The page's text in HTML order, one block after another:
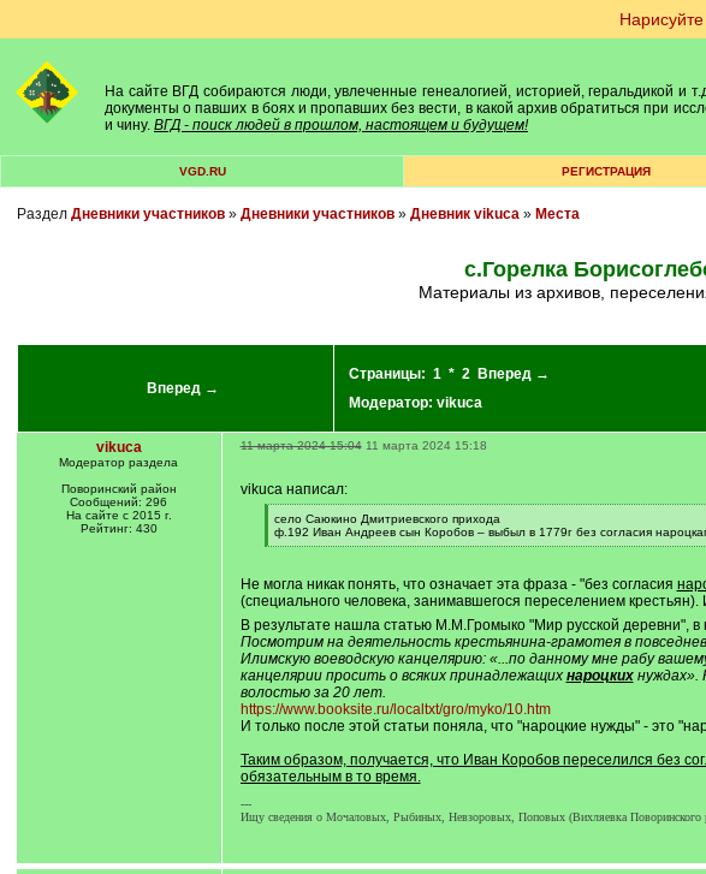
На сайте ВГД собираются люди, увлеченные генеалогией, историей, геральдикой и
документы о павших в боях и пропавших без вести, в какой архив обратиться при
и чину. ВГД - поиск людей в прошлом, настоящем и будущем!
VGD.RU РЕГИСТРАЦИЯ
Раздел Дневники участников» Дневники участников» Дневник vikuca» Места
с.Горелка
Материалы из архивов,
Вперед →
Страницы: 1 * 2
Вперед →
Модератор: vikuca
vikuca
Модератор раздела
Поворинский район
Сообщений: 296
На сайте с 2015 г.
Рейтинг: 430
11 марта 2024 15:04 11 марта 2024 15:18
vikuca написал:
[
q
]
село Саюкино Дмитриевского прихода
ф.192 Иван Андреев сын Коробов – выбыл в 1779г без согласия
[
]
Не могла никак понять, что означает эта фраза - "без согласия
(специального человека, занимавшегося переселением
В результате нашла статью М.М.Громыко "Мир русской деревни", в
Посмотрим на деятельность крестьянина-грамотея в
Илимскую воеводскую канцелярию: «...по данному мне рабу
канцелярии просить о всяких принадлежащих нароцкихнуждах».
волостью за 20 лет.
https://www.booksite.ru/localtxt/gro/myko/10.htm
И только после этой статьи поняла, что "нароцкие нужды" - это
Таким образом, получается, что Иван Коробов переселился без
обязательным в то время.
---
Ищу сведения о Мочаловых, Рыбиных, Невзоровых, Поповых (Вихляевка Поворинского